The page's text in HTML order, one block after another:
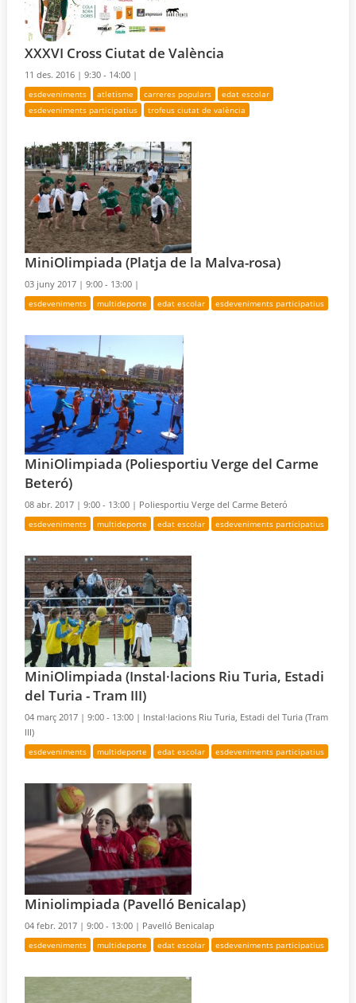
XXXVI Cross Ciutat de València
11 des. 2016 |9:30 - 14:00 |
esdeveniments atletisme carreres populars
edat escolar
esdeveniments participatius
trofeus ciutat de valència
MiniOlimpiada (Platja de la Malva-rosa)
03 juny 2017 |9:00 - 13:00 |
esdeveniments multideporte edat escolar esdeveniments participatius
MiniOlimpiada (Poliesportiu Verge del Carme
Beteró)
08 abr. 2017 |9:00 - 13:00 | Poliesportiu Verge del Carme Beteró
esdeveniments multideporte edat escolar esdeveniments participatius
MiniOlimpiada (Instal·lacions Riu Turia, Estadi
del Turia - Tram III)
04 març 2017 |9:00 - 13:00 | Instal·lacions Riu Turia, Estadi del Turia (Tram
III)
esdeveniments multideporte edat escolar esdeveniments participatius
Miniolimpiada (Pavelló Benicalap)
04 febr. 2017 |9:00 - 13:00 | Pavelló Benicalap
esdeveniments multideporte edat escolar esdeveniments participatius